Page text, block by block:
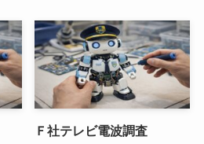
Ｆ社テレビ電波調査